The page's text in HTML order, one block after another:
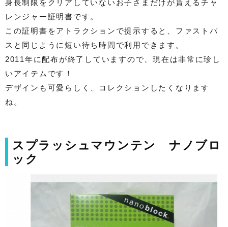
身長制限をクリアしていないお子さまだけが貰えるチャ
レンジャー証明書です。
この証明書をアトラクションで提示すると、ファストパ
スと同じように短い待ち時間で利用できます。
2011年に配布が終了していますので、現在は非常に珍し
いアイテムです！
デザインも可愛らしく、コレクションしたくなります
ね。
スプラッシュマウンテン ナノブロ
ック